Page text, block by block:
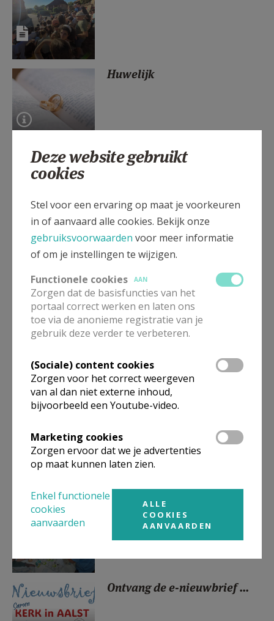
Huwelijk
Paasboodschap Deken Hans
Communie aan huis
Onze catechumenen zijn
Aalst: verslag 2025
Oproep helpende handen in
de diaconie
Ontvang de e-nieuwbrief ...
Deze website gebruikt
cookies
Stel voor een ervaring op maat je voorkeuren
in of aanvaard alle cookies. Bekijk onze
gebruiksvoorwaarden voor meer informatie
of om je instellingen te wijzigen.
Functionele cookies
AAN
Zorgen dat de basisfuncties van het
portaal correct werken en laten ons
toe via de anonieme registratie van je
gebruik deze verder te verbeteren.
(Sociale) content cookies
Zorgen voor het correct weergeven
van al dan niet externe inhoud,
bijvoorbeeld een Youtube-video.
Marketing cookies
Zorgen ervoor dat we je advertenties
op maat kunnen laten zien.
Enkel functionele
cookies
aanvaarden
ALLE
COOKIES
AANVAARDEN